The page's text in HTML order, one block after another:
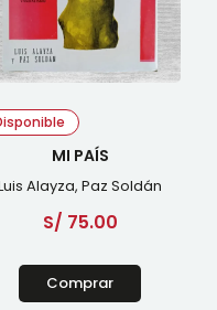
MI PAÍS
Alayza, Paz Soldán
S/ 75.00
Comprar